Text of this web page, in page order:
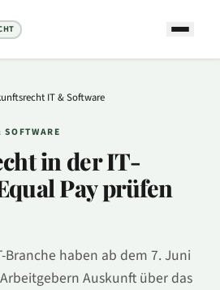
IT & Software
SOFTWARE
in der IT-
Pay prüfen
Branche haben ab dem 7. Juni
Auskunft über das